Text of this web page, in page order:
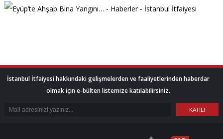
İstanbul İtfaiyesi hakkındaki gelişmelerden ve faaliyetlerinden haberdar
olmak için e-bülten listemize katılabilirsiniz.